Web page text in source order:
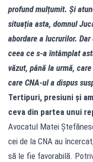
profund mulțumit. Și
situația asta, domnul
abordare a lucrurilor.
ceea ce s‑a întâmplat
văzut, până la urmă,
care CNA‑ul a dispus
Tertipuri, presiuni și
ceva din partea unui
Avocatul Matei
cei de la CNA au
să le fie favorabilă.